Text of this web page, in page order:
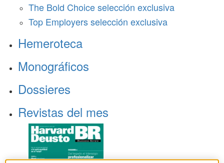
The Bold Choice selección exclusiva
Top Employers selección exclusiva
Hemeroteca
Monográficos
Dossieres
Revistas del mes